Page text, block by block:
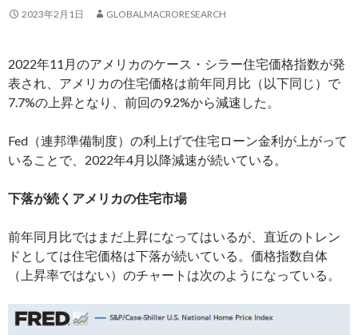
2023年2月1日 GLOBALMACRORESEARCH
2022年11月のアメリカのケース・シラー住宅価格指数が発
表され、アメリカの住宅価格は前年同月比（以下同じ）で
7.7%の上昇となり、前回の9.2%から減速した。
Fed（連邦準備制度）の利上げで住宅ローン金利が上がって
いることで、2022年4月以降減速が続いている。
下落が続くアメリカの住宅市場
前年同月比ではまだ上昇になってはいるが、直近のトレン
ドとしては住宅価格は下落が続いている。価格指数自体
（上昇率ではない）のチャートは次のようになっている。